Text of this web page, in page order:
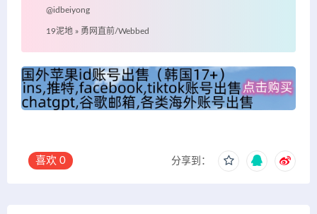
@idbeiyong
19泥地 » 勇网直前/Webbed
喜欢 0 分享到：